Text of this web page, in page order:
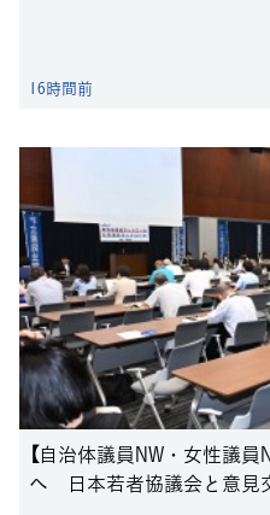
16時間前
【自治体議員NW・女性議
へ 日本若者協議会と意見